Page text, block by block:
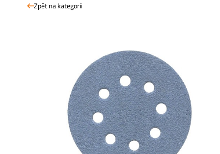
Zpět na kategorii